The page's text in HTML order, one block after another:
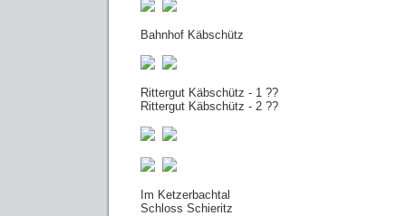
Bahnhof Käbschütz
Rittergut Käbschütz - 1 ??
Rittergut Käbschütz - 2 ??
Im Ketzerbachtal
Schloss Schieritz